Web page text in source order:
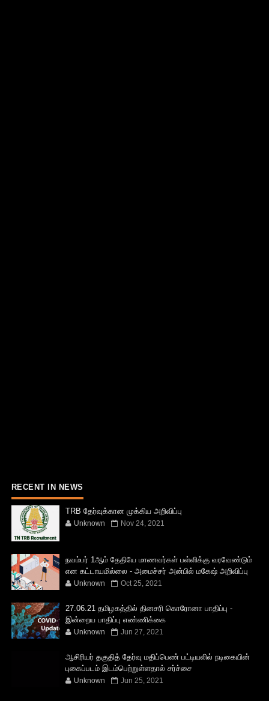
RECENT IN NEWS
TRB தேர்வுக்கான முக்கிய அறிவிப்பு
Unknown Nov 24, 2021
நவம்பர் 1ஆம் தேதியே மாணவர்கள் பள்ளிக்கு வரவேண்டும்
என கட்டாயமில்லை - அமைச்சர் அன்பில் மகேஷ் அறிவிப்பு
Unknown Oct 25, 2021
27.06.21 தமிழகத்தில் தினசரி கொரோனா பாதிப்பு -
இன்றைய பாதிப்பு எண்ணிக்கை
Unknown Jun 27, 2021
ஆசிரியர் தகுதித் தேர்வு மதிப்பெண் பட்டியலில் நடிகையின்
புகைப்படம் இடம்பெற்றுள்ளதால் சர்ச்சை
Unknown Jun 25, 2021